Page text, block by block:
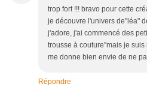
trop fort !!! bravo pour cette
je découvre l'univers de"léa"
j'adore, j'ai commencé des
trousse à couture"mais je suis
me donne bien envie de ne
Répondre